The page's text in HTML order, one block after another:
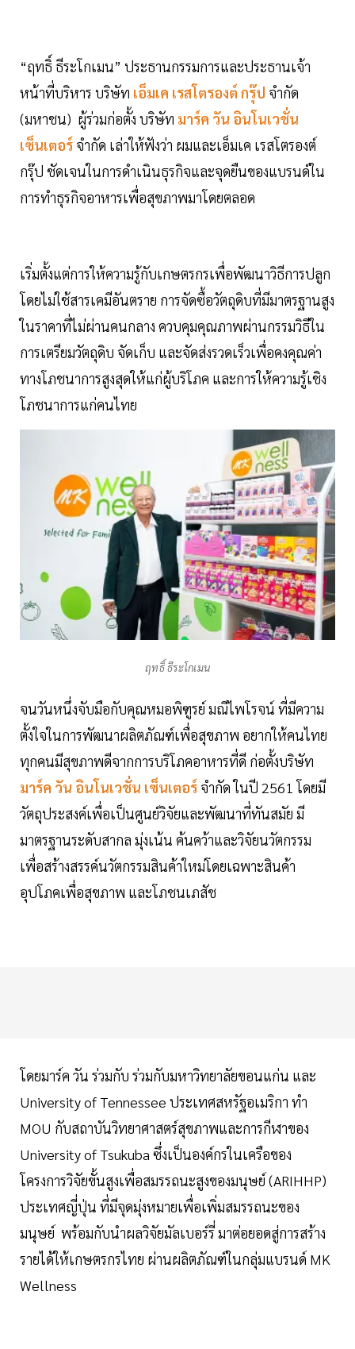
“ฤทธิ์ ธีระโกเมน” ประธานกรรมการและประธานเจ้า
หน้าที่บริหาร บริษัท เอ็มเค เรสโตรองต์ กรุ๊ป จำกัด
(มหาชน) ผู้ร่วมก่อตั้ง บริษัท มาร์ค วัน อินโนเวชั่น
เซ็นเตอร์ จำกัด เล่าให้ฟังว่า ผมและเอ็มเค เรสโตรองต์
กรุ๊ป ชัดเจนในการดำเนินธุรกิจและจุดยืนของแบรนด์ใน
การทำธุรกิจอาหารเพื่อสุขภาพมาโดยตลอด
เริ่มตั้งแต่การให้ความรู้กับเกษตรกรเพื่อพัฒนาวิธีการปลูก
โดยไม่ใช้สารเคมีอันตราย การจัดซื้อวัตถุดิบที่มีมาตรฐานสูง
ในราคาที่ไม่ผ่านคนกลาง ควบคุมคุณภาพผ่านกรรมวิธีใน
การเตรียมวัตถุดิบ จัดเก็บ และจัดส่งรวดเร็วเพื่อคงคุณค่า
ทางโภชนาการสูงสุดให้แก่ผู้บริโภค และการให้ความรู้เชิง
โภชนาการแก่คนไทย
ฤทธิ์ ธีระโกเมน
จนวันหนึ่งจับมือกับคุณหมอพิฑูรย์ มณีไพโรจน์ ที่มีความ
ตั้งใจในการพัฒนาผลิตภัณฑ์เพื่อสุขภาพ อยากให้คนไทย
ทุกคนมีสุขภาพดีจากการบริโภคอาหารที่ดี ก่อตั้งบริษัท
มาร์ค วัน อินโนเวชั่น เซ็นเตอร์ จำกัด ในปี 2561 โดยมี
วัตถุประสงค์เพื่อเป็นศูนย์วิจัยและพัฒนาที่ทันสมัย มี
มาตรฐานระดับสากล มุ่งเน้น ค้นคว้าและวิจัยนวัตกรรม
เพื่อสร้างสรรค์นวัตกรรมสินค้าใหม่โดยเฉพาะสินค้า
อุปโภคเพื่อสุขภาพ และโภชนเภสัช
โดยมาร์ค วัน ร่วมกับ ร่วมกับมหาวิทยาลัยขอนแก่น และ
University of Tennessee ประเทศสหรัฐอเมริกา ทำ
MOU กับสถาบันวิทยาศาสตร์สุขภาพและการกีฬาของ
University of Tsukuba ซึ่งเป็นองค์กรในเครือของ
โครงการวิจัยขั้นสูงเพื่อสมรรถนะสูงของมนุษย์ (ARIHHP)
ประเทศญี่ปุ่น ที่มีจุดมุ่งหมายเพื่อเพิ่มสมรรถนะของ
มนุษย์ พร้อมกับนำผลวิจัยมัลเบอร์รี่ มาต่อยอดสู่การสร้าง
รายได้ให้เกษตรกรไทย ผ่านผลิตภัณฑ์ในกลุ่มแบรนด์ MK
Wellness